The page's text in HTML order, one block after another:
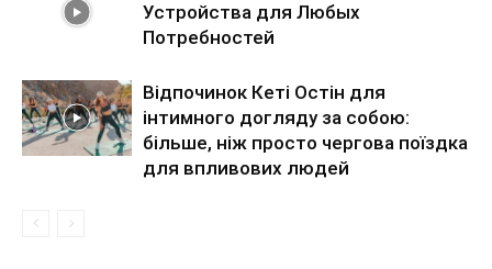
Устройства для Любых
Потребностей
Відпочинок Кеті Остін для
інтимного догляду за собою:
більше, ніж просто чергова поїздка
для впливових людей